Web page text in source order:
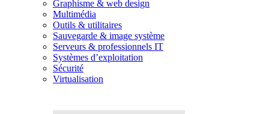
Graphisme & web design
Multimédia
Outils & utilitaires
Sauvegarde & image système
Serveurs & professionnels IT
Systèmes d’exploitation
Sécurité
Virtualisation